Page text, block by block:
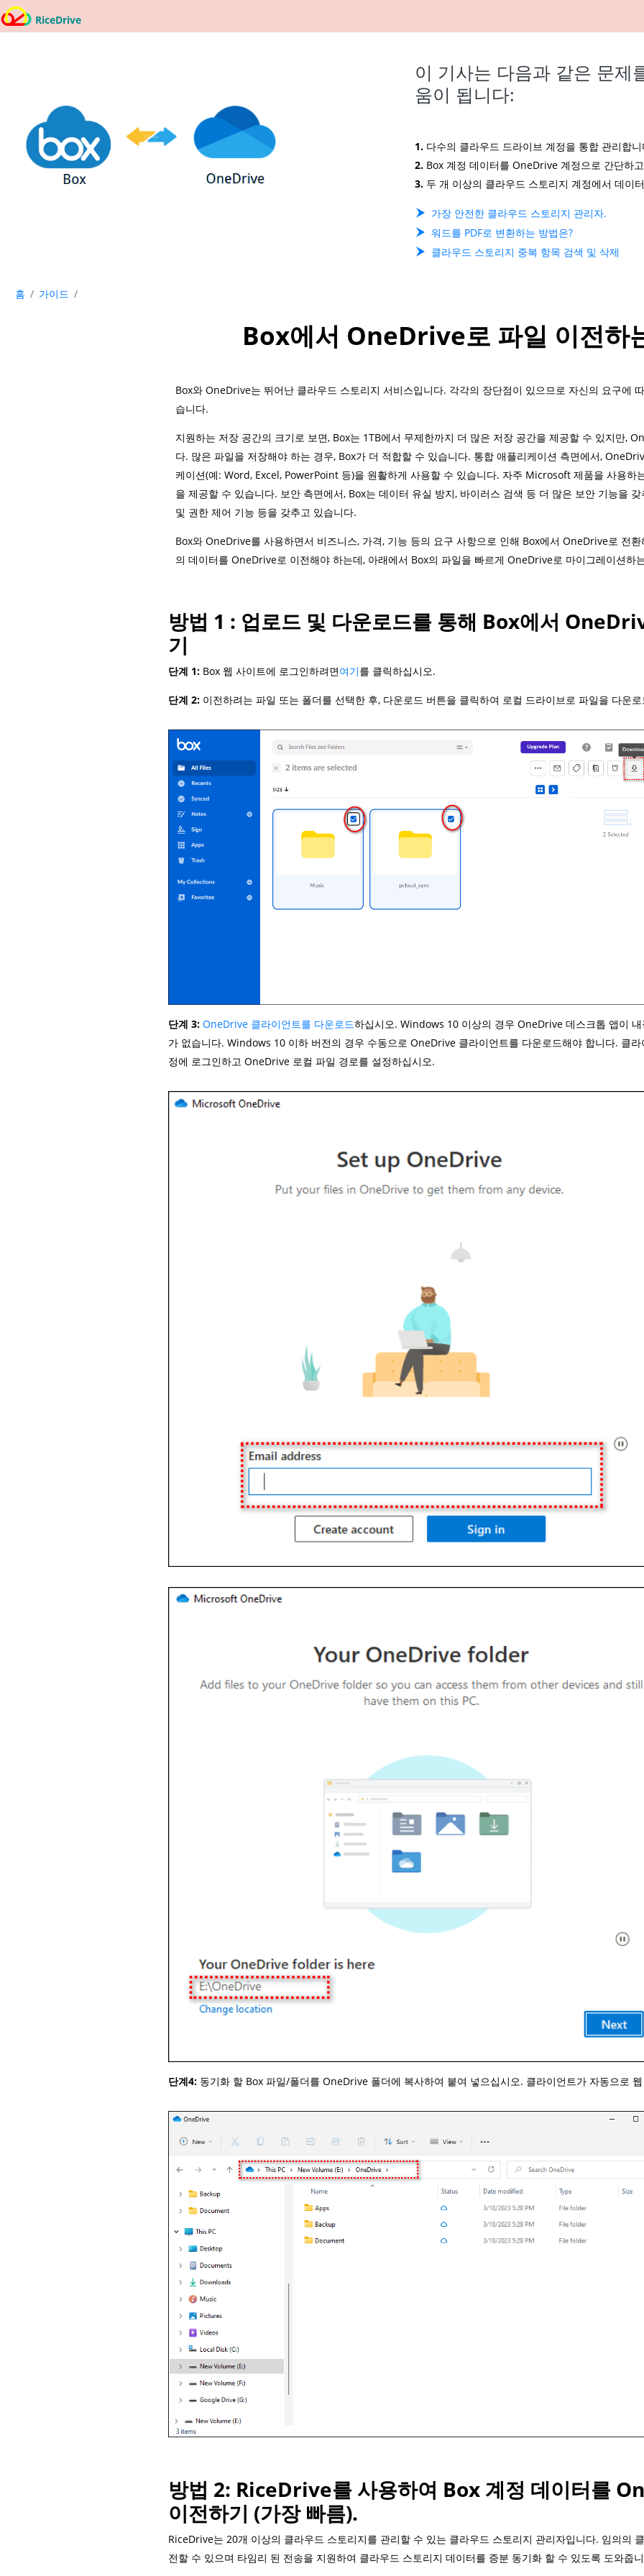
RiceDrive
이 기사는 다음과 같은 문제
움이 됩니다:
1. 다수의 클라우드 드라이브 계정을 통합 관리합니
2. Box 계정 데이터를 OneDrive 계정으로 간단하
3. 두 개 이상의 클라우드 스토리지 계정에서 데이
가장 안전한 클라우드 스토리지 관리자.
워드를 PDF로 변환하는 방법은?
클라우드 스토리지 중복 항목 검색 및 삭제
홈 가이드
Box에서 OneDrive로 파일 이전하
Box와 OneDrive는 뛰어난 클라우드 스토리지 서비스입니다. 각각의 장단점이 있으므로 자신의 요구에
습니다.
지원하는 저장 공간의 크기로 보면, Box는 1TB에서 무제한까지 더 많은 저장 공간을 제공할 수 있지만,
다. 많은 파일을 저장해야 하는 경우, Box가 더 적합할 수 있습니다. 통합 애플리케이션 측면에서,
케이션(예: Word, Excel, PowerPoint 등)을 원활하게 사용할 수 있습니다. 자주 Microsoft 제품을 사용하
을 제공할 수 있습니다. 보안 측면에서, Box는 데이터 유실 방지, 바이러스 검색 등 더 많은 보안 기능을
및 권한 제어 기능 등을 갖추고 있습니다.
Box와 OneDrive를 사용하면서 비즈니스, 가격, 기능 등의 요구 사항으로 인해 Box에서 OneDrive로 전
의 데이터를 OneDrive로 이전해야 하는데, 아래에서 Box의 파일을 빠르게 OneDrive로 마이그레이션하
방법 1 : 업로드 및 다운로드를 통해 Box에서
기
단계 1:Box 웹 사이트에 로그인하려면여기를 클릭하십시오.
단계 2:이전하려는 파일 또는 폴더를 선택한 후, 다운로드 버튼을 클릭하여 로컬 드라이브로 파일을 다운
단계 3: OneDrive 클라이언트를 다운로드하십시오. Windows 10 이상의 경우 OneDrive 데스크톱 앱이
가 없습니다. Windows 10 이하 버전의 경우 수동으로 OneDrive 클라이언트를 다운로드해야 합니다. 클
정에 로그인하고 OneDrive 로컬 파일 경로를 설정하십시오.
단계4:동기화 할 Box 파일/폴더를 OneDrive 폴더에 복사하여 붙여 넣으십시오. 클라이언트가 자동으로
방법 2: RiceDrive를 사용하여 Box 계정 데이터를
이전하기 (가장 빠름).
RiceDrive는 20개 이상의 클라우드 스토리지를 관리할 수 있는 클라우드 스토리지 관리자입니다. 임의의
전할 수 있으며 타임리 된 전송을 지원하여 클라우드 스토리지 데이터를 증분 동기화 할 수 있도록 도와줍